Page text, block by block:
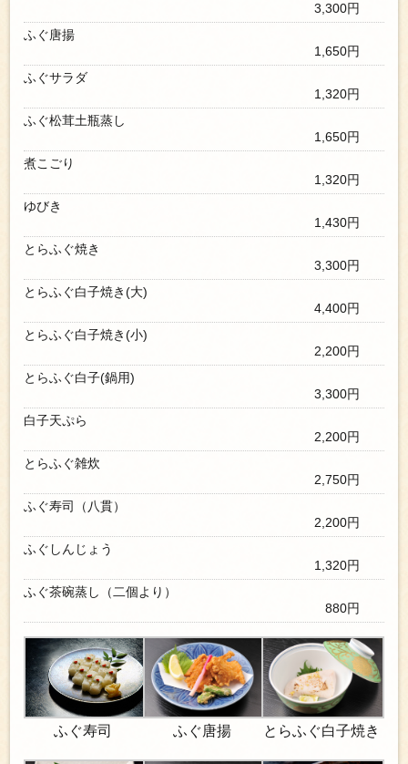
3,300円
ふぐ唐揚
1,650円
ふぐサラダ
1,320円
ふぐ松茸土瓶蒸し
1,650円
煮こごり
1,320円
ゆびき
1,430円
とらふぐ焼き
3,300円
とらふぐ白子焼き(大)
4,400円
とらふぐ白子焼き(小)
2,200円
とらふぐ白子(鍋用)
3,300円
白子天ぷら
2,200円
とらふぐ雑炊
2,750円
ふぐ寿司（八貫）
2,200円
ふぐしんじょう
1,320円
ふぐ茶碗蒸し（二個より）
880円
ふぐ寿司 ふぐ唐揚 とらふぐ白子焼き